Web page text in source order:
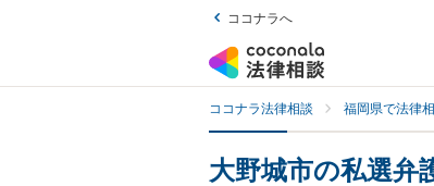
ココナラへ
ココナラ法律相談 福岡県で法律
大野城市の私選弁